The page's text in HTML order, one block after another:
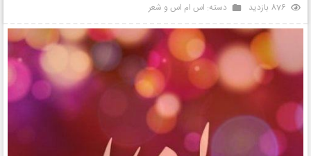
876 بازدید دسته: اس ام اس و شعر